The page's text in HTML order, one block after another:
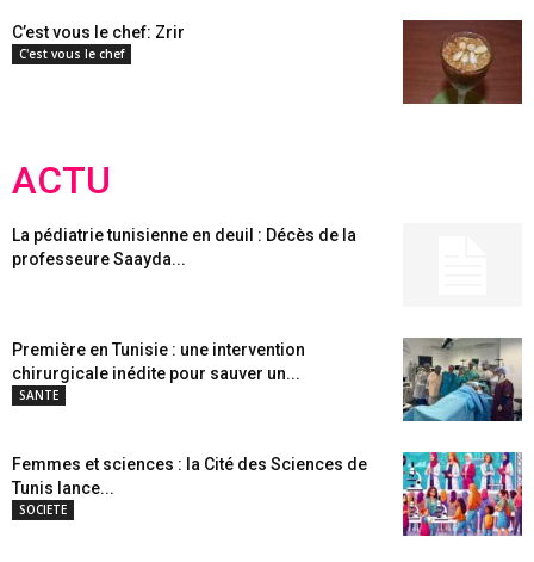
C’est vous le chef: Zrir
C'est vous le chef
ACTU
La pédiatrie tunisienne en deuil : Décès de la
professeure Saayda...
Première en Tunisie : une intervention
chirurgicale inédite pour sauver un...
SANTE
Femmes et sciences : la Cité des Sciences de
Tunis lance...
SOCIETE